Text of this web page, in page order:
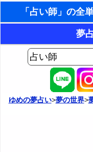
「占い師」の全
東
手
タロッ
夢
AIゆめの夢占いチャット
ヨセフの夢占い
夢占い掲示板
ゆめの夢占い>夢の世界>